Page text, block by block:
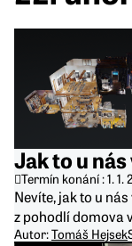
Jak to u
Termín konání :1. 1.
Nevíte, jak to u
z pohodlí domova
Autor:Tomáš Hejsek